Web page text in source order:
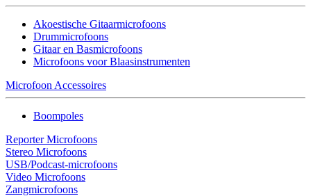
Akoestische Gitaarmicrofoons
Drummicrofoons
Gitaar en Basmicrofoons
Microfoons voor Blaasinstrumenten
Microfoon Accessoires
Boompoles
Reporter Microfoons
Stereo Microfoons
USB/Podcast-microfoons
Video Microfoons
Zangmicrofoons